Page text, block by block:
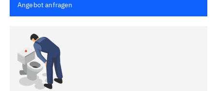
Angebot anfragen